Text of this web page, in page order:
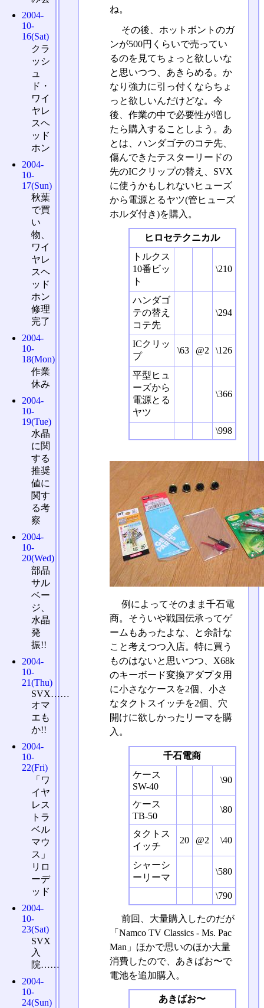
ね。
その後、ホットボントのガ
ンが500円くらいで売ってい
るのを見てちょっと欲しいな
と思いつつ、あきらめる。か
なり強力に引っ付くならちょ
っと欲しいんだけどな。今
後、作業の中で必要性が増し
たら購入することしよう。あ
とは、ハンダゴテのコテ先、
傷んできたテスターリードの
先のICクリップの替え、SVX
に使うかもしれないヒューズ
から電源とるヤツ(管ヒューズ
ホルダ付き)を購入。
ヒロセテクニカル
トルクス
10番ビッ
ト
\210
ハンダゴ
テの替え
コテ先
\294
ICクリッ
プ
\63 @2 \126
平型ヒュ
ーズから
電源とる
ヤツ
\366
\998
例によってそのまま千石電
商。そういや戦国伝承ってゲ
ームもあったよな、と余計な
こと考えつつ入店。特に買う
ものはないと思いつつ、X68k
のキーボード変換アダプタ用
に小さなケースを2個、小さ
なタクトスイッチを2個、穴
開けに欲しかったリーマを購
入。
千石電商
ケース
SW-40
\90
ケース
TB-50
\80
タクトス
イッチ
20 @2 \40
シャーシ
ーリーマ
\580
\790
前回、大量購入したのだが
「Namco TV Classics - Ms. Pac
Man」ほかで思いのほか大量
消費したので、あきばお〜で
電池を追加購入。
あきばお〜
2004-
10-
16(Sat)
クラ
ッシ
ュ
ド・
ワイ
ヤレ
スヘ
ッド
ホン
2004-
10-
17(Sun)
秋葉
で買
い
物、
ワイ
ヤレ
スヘ
ッド
ホン
修理
完了
2004-
10-
18(Mon)
作業
休み
2004-
10-
19(Tue)
水晶
に関
する
推奨
値に
関す
る考
察
2004-
10-
20(Wed)
部品
サル
ベー
ジ、
水晶
発
振!!
2004-
10-
21(Thu)
SVX……
オマ
エも
か!!
2004-
10-
22(Fri)
「ワ
イヤ
レス
トラ
ベル
マウ
ス」
リロ
ーデ
ッド
2004-
10-
23(Sat)
SVX
入
院……
2004-
10-
24(Sun)